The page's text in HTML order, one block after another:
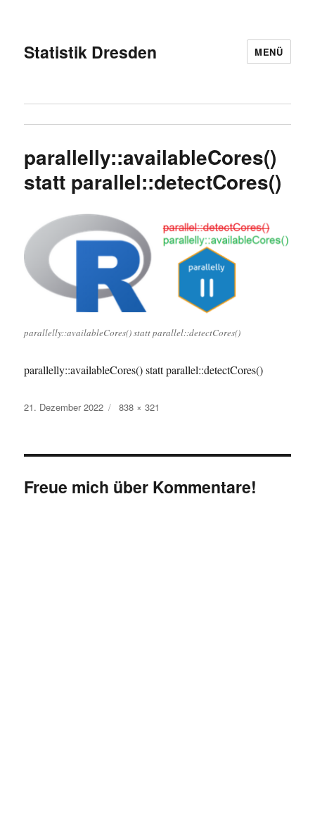
Statistik Dresden MENÜ
parallelly::availableCores()
statt parallel::detectCores()
parallelly::availableCores() statt parallel::detectCores()
parallelly::availableCores() statt parallel::detectCores()
Veröffentlicht
21. Dezember 2022 Originalgröße
838 × 321
Freue mich über Kommentare!